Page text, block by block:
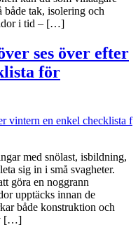
både tak, isolering och
i tid – […]
ses över efter
för
med snölast, isbildning,
sig in i små svagheter.
göra en noggrann
upptäcks innan de
både konstruktion och
[…]